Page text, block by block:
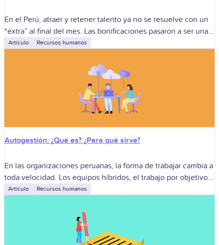
En el Perú, atraer y retener talento ya no se resuelve con un
“extra” al final del mes. Las bonificaciones pasaron a ser una
palanca estratégica. Sirven para motivar sin
Artículo Recursos humanos
Autogestión: ¿Qué es? ¿Para qué sirve?
En las organizaciones peruanas, la forma de trabajar cambia a
toda velocidad. Los equipos híbridos, el trabajo por objetivos
y la presión por resultados mostraron algo claro, los modelos
Artículo Recursos humanos